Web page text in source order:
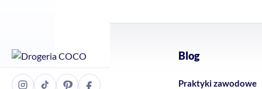
Blog
Praktyki zawodowe